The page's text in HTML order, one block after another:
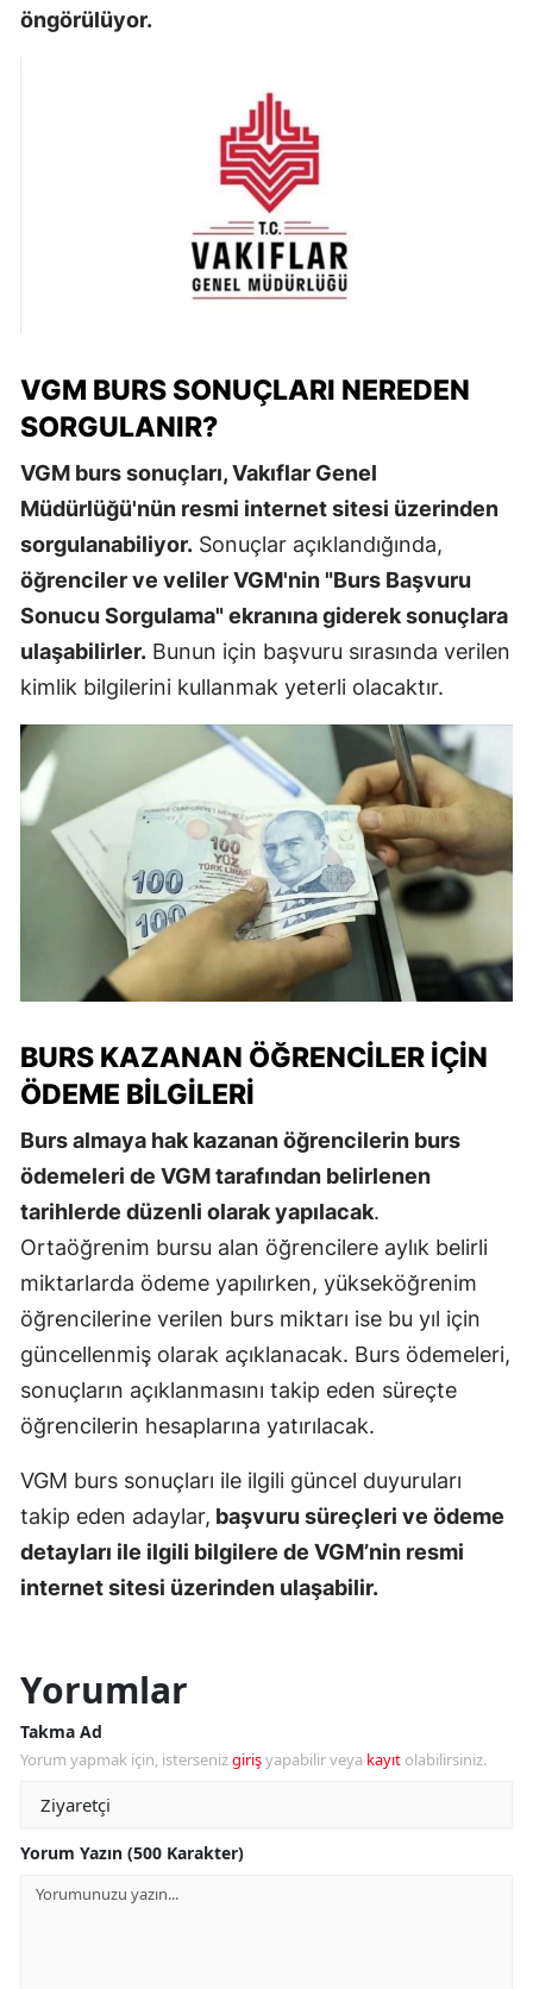
öngörülüyor.
VGM BURS SONUÇLARI NEREDEN
SORGULANIR?
VGM burs sonuçları, Vakıflar Genel
Müdürlüğü'nün resmi internet sitesi üzerinden
sorgulanabiliyor. Sonuçlar açıklandığında,
öğrenciler ve veliler VGM'nin "Burs Başvuru
Sonucu Sorgulama" ekranına giderek sonuçlara
ulaşabilirler. Bunun için başvuru sırasında verilen
kimlik bilgilerini kullanmak yeterli olacaktır.
BURS KAZANAN ÖĞRENCILER İÇIN
ÖDEME BILGILERI
Burs almaya hak kazanan öğrencilerin burs
ödemeleri de VGM tarafından belirlenen
tarihlerde düzenli olarak yapılacak.
Ortaöğrenim bursu alan öğrencilere aylık belirli
miktarlarda ödeme yapılırken, yükseköğrenim
öğrencilerine verilen burs miktarı ise bu yıl için
güncellenmiş olarak açıklanacak. Burs ödemeleri,
sonuçların açıklanmasını takip eden süreçte
öğrencilerin hesaplarına yatırılacak.
VGM burs sonuçları ile ilgili güncel duyuruları
takip eden adaylar, başvuru süreçleri ve ödeme
detayları ile ilgili bilgilere de VGM’nin resmi
internet sitesi üzerinden ulaşabilir.
Yorumlar
Takma Ad
Yorum yapmak için, istersenizgirişyapabilir veya kayıt olabilirsiniz.
Yorum Yazın (500 Karakter)